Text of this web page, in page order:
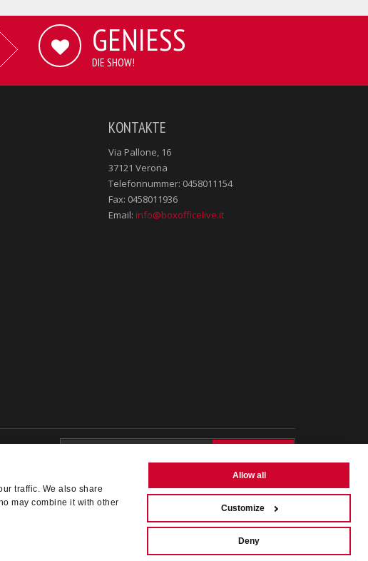
traffic. We also share
may combine it with other
Allow all
Customize
Deny
GENIESS
DIE SHOW!
KONTAKTE
Via Pallone, 16
37121 Verona
Telefonnummer: 0458011154
Fax: 0458011936
Email: info@boxofficelive.it
Ich erkläre, dass ich dieInformationen zum
Newsletter-Service
gelesen habe und mit dem
Empfang des Newsletters einverstanden bin